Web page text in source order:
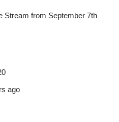
Stream from September 7th
ago